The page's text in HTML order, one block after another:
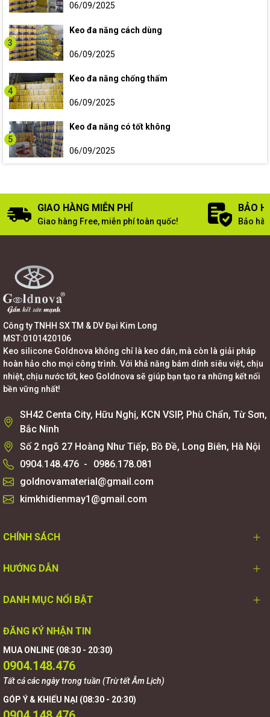
06/09/2025
3
Keo đa năng cách dùng
06/09/2025
4
Keo đa năng chống thấm
06/09/2025
5
Keo đa năng có tốt không
06/09/2025
GIAO HÀNG MIỄN PHÍ
Giao hàng Free, miễn phí toàn quốc!
BẢO
Bảo
Công ty TNHH SX TM & DV Đại Kim Long
MST:0101420106
Keo silicone Goldnova không chỉ là keo dán, mà còn là giải pháp
hoàn hảo cho mọi công trình. Với khả năng bám dính siêu việt, chịu
nhiệt, chịu nước tốt, keo Goldnova sẽ giúp bạn tạo ra những kết nối
bền vững nhất!
SH42 Centa City, Hữu Nghị, KCN VSIP, Phù Chẩn, Từ Sơn,
Bắc Ninh
Số 2 ngõ 27 Hoàng Như Tiếp, Bồ Đề, Long Biên, Hà Nội
0904.148.476 -
0986.178.081
goldnovamaterial@gmail.com
kimkhidienmay1@gmail.com
CHÍNH SÁCH
HƯỚNG DẪN
DANH MỤC NỔI BẬT
ĐĂNG KÝ NHẬN TIN
MUA ONLINE (08:30 - 20:30)
0904.148.476
Tất cả các ngày trong tuần (Trừ tết Âm Lịch)
GÓP Ý & KHIẾU NẠI (08:30 - 20:30)